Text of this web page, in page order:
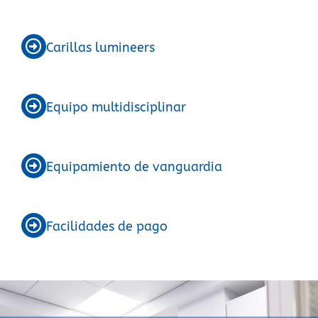
Carillas lumineers
Equipo multidisciplinar
Equipamiento de vanguardia
Facilidades de pago